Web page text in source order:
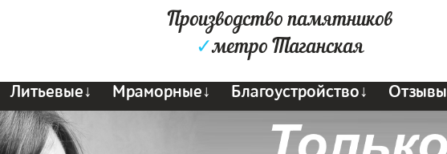
Производство памятников
✓метро Таганская
Литьевые↓ Мраморные↓ Благоустройство↓ Отзывы